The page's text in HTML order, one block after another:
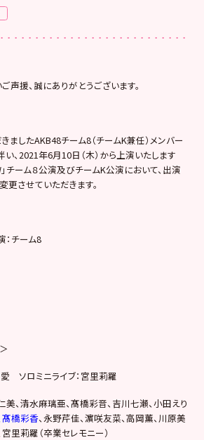
声援、誠にありがとうございます。
ましたAKB48チーム8（チームK兼任）メンバー
、2021年6月10日（木）から上演いたします
」チーム８公演及びチームK公演において、出演
更させていただきます。
：チーム8
ソロミニライブ：宮里莉羅
美、清水麻璃亜、髙橋彩音、吉川七瀬、小田えり
髙橋彩香、永野芹佳、濵咲友菜、高岡薫、川原美
里莉羅（卒業セレモニー）